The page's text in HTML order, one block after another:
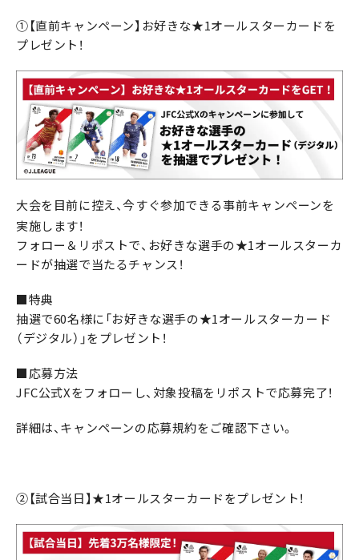
①【直前キャンペーン】お好きな★1オールスターカードを
プレゼント！
大会を目前に控え、今すぐ参加できる事前キャンペーンを
実施します！
フォロー＆リポストで、お好きな選手の★1オールスターカ
ードが抽選で当たるチャンス！
■特典
抽選で60名様に「お好きな選手の★1オールスターカード
（デジタル）」をプレゼント！
■応募方法
JFC公式Xをフォローし、対象投稿をリポストで応募完了！
詳細は、キャンペーンの応募規約をご確認下さい。
②【試合当日】★1オールスターカードをプレゼント！